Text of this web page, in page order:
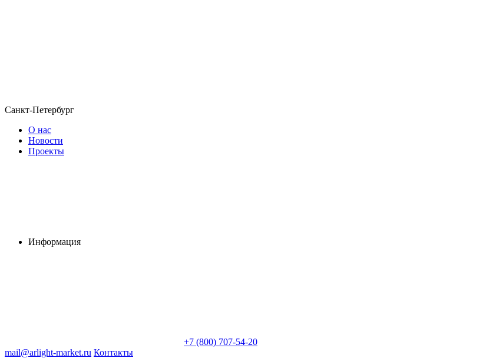
Санкт-Петербург
О нас
Новости
Проекты
Информация
+7 (800) 707-54-20
mail@arlight-market.ru Контакты